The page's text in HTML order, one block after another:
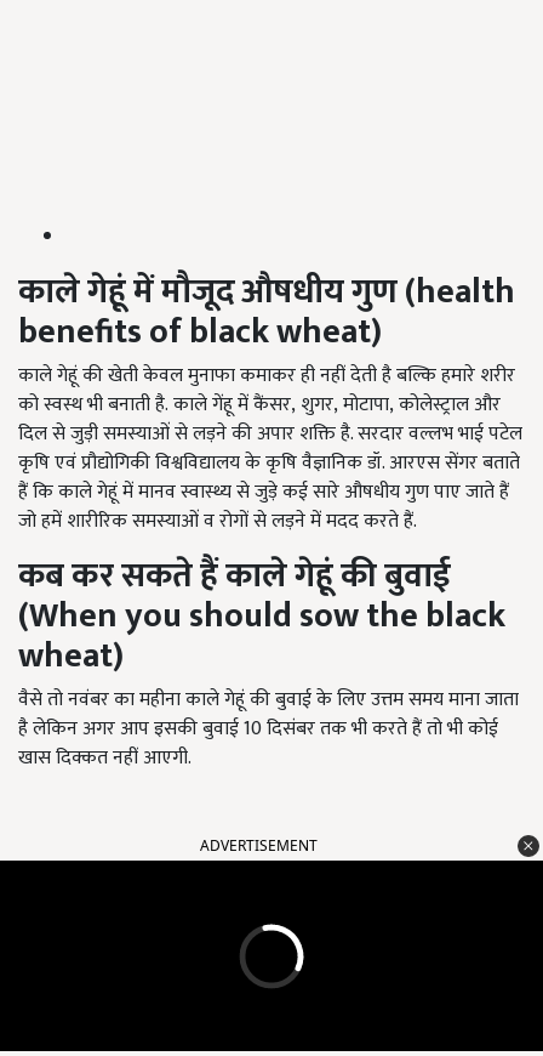
काले गेहूं में मौजूद औषधीय गुण (health
benefits of black wheat)
काले गेहूं की खेती केवल मुनाफा कमाकर ही नहीं देती है बल्कि हमारे शरीर
को स्वस्थ भी बनाती है.काले गेंहू में कैंसर,शुगर,मोटापा,कोलेस्ट्राल और
दिल से जुड़ी समस्याओं से लड़ने की अपार शक्ति है. सरदार वल्लभ भाई पटेल
कृषि एवं प्रौद्योगिकी विश्वविद्यालय के कृषि वैज्ञानिक डॉ. आरएस सेंगर बताते
हैं कि काले गेहूं में मानव स्वास्थ्य से जुड़े कई सारे औषधीय गुण पाए जाते हैं
जो हमें शारीरिक समस्याओं व रोगों से लड़ने में मदद करते हैं.
कब कर सकते हैं काले गेहूं की बुवाई
(When you should sow the black
wheat)
वैसे तो नवंबर का महीना काले गेहूं की बुवाई के लिए उत्तम समय माना जाता
है लेकिन अगर आप इसकी बुवाई10दिसंबर तक भी करते हैं तो भी कोई
खास दिक्कत नहीं आएगी.
ADVERTISEMENT